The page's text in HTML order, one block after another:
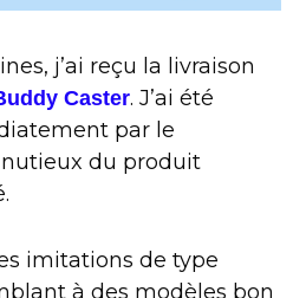
j’ai reçu la livraison
Caster. J’ai été
par le
du produit
imitations de type
à des modèles bon